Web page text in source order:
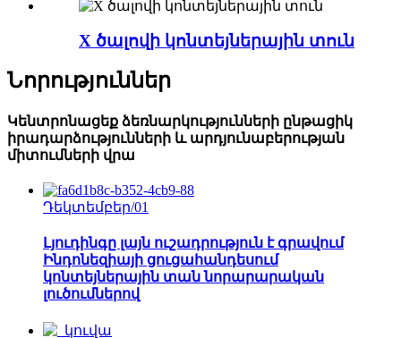
X ծալովի կոնտեյներային տուն
Նորություններ
Կենտրոնացեք ձեռնարկությունների ընթացիկ
իրադարձությունների և արդյունաբերության
միտումների վրա
Դեկտեմբեր/01
Լյուդինգը լայն ուշադրություն է գրավում
Ինդոնեզիայի ցուցահանդեսում
կոնտեյներային տան նորարարական
լուծումներով